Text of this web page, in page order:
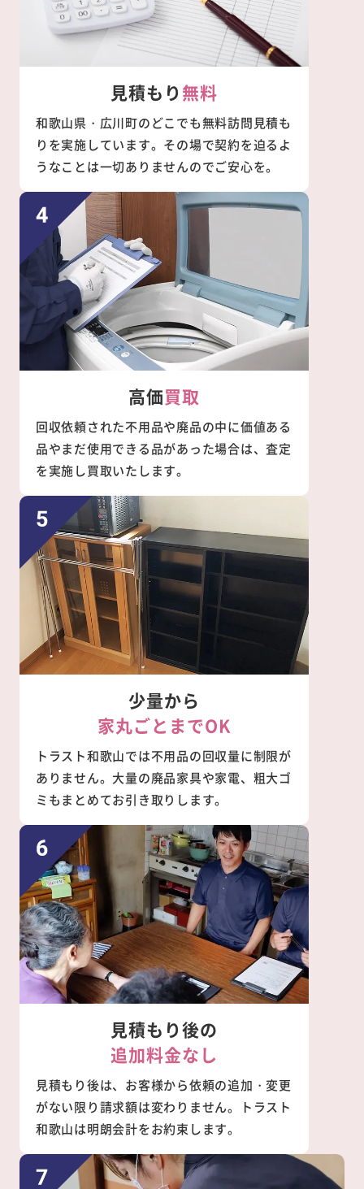
見積もり 無料
和歌山県・広川町のどこでも無料訪問見積も
りを実施しています。その場で契約を迫るよ
うなことは一切ありませんのでご安心を。
高価買取
回収依頼された不用品や廃品の中に価値ある
品やまだ使用できる品があった場合は、査定
を実施し買取いたします。
少量から
家丸ごとまでOK
トラスト和歌山では不用品の回収量に制限が
ありません。大量の廃品家具や家電、粗大ゴ
ミもまとめてお引き取りします。
見積もり後の
追加料金なし
見積もり後は、お客様から依頼の追加・変更
がない限り請求額は変わりません。トラスト
和歌山は明朗会計をお約束します。